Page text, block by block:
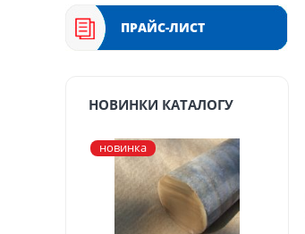
ПРАЙС-ЛИСТ
НОВИНКИ КАТАЛОГУ
новинка